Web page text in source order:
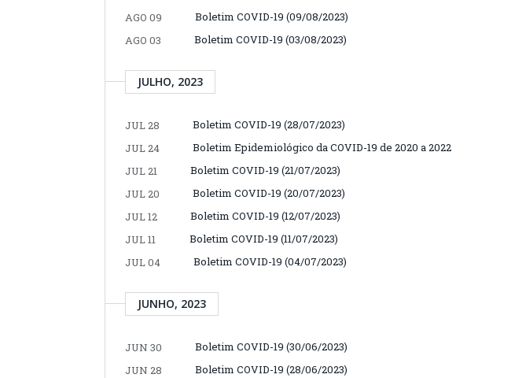
AGO 09
Boletim COVID-19 (09/08/2023)
AGO 03
Boletim COVID-19 (03/08/2023)
JULHO, 2023
JUL 28
Boletim COVID-19 (28/07/2023)
JUL 24
Boletim Epidemiológico da COVID-19 de 2020 a 2022
JUL 21
Boletim COVID-19 (21/07/2023)
JUL 20
Boletim COVID-19 (20/07/2023)
JUL 12
Boletim COVID-19 (12/07/2023)
JUL 11
Boletim COVID-19 (11/07/2023)
JUL 04
Boletim COVID-19 (04/07/2023)
JUNHO, 2023
JUN 30
Boletim COVID-19 (30/06/2023)
JUN 28
Boletim COVID-19 (28/06/2023)